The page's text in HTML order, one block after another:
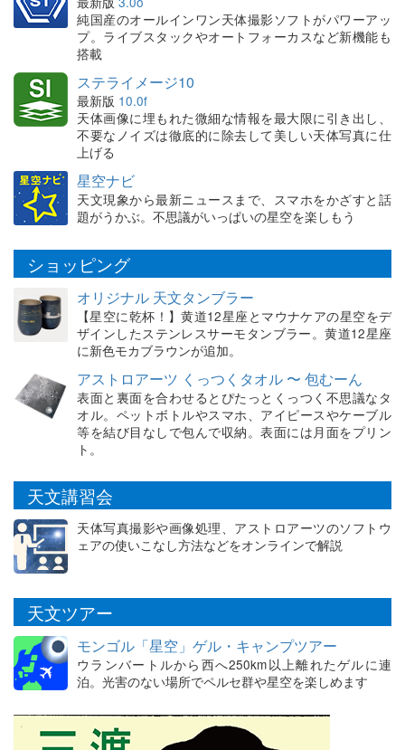
純国産のオールインワン天体撮影ソフトがパワーアッ
プ。ライブスタックやオートフォーカスなど新機能も
搭載
ステライメージ10
最新版 10.0f
天体画像に埋もれた微細な情報を最大限に引き出し、
不要なノイズは徹底的に除去して美しい天体写真に仕
上げる
星空ナビ
天文現象から最新ニュースまで、スマホをかざすと話
題がうかぶ。不思議がいっぱいの星空を楽しもう
ショッピング
オリジナル 天文タンブラー
【星空に乾杯！】黄道12星座とマウナケアの星空をデ
ザインしたステンレスサーモタンブラー。黄道12星座
に新色モカブラウンが追加。
アストロアーツ くっつくタオル 〜 包むーん
表面と裏面を合わせるとぴたっとくっつく不思議なタ
オル。ペットボトルやスマホ、アイピースやケーブル
等を結び目なしで包んで収納。表面には月面をプリン
ト。
天文講習会
天体写真撮影や画像処理、アストロアーツのソフトウ
ェアの使いこなし方法などをオンラインで解説
天文ツアー
モンゴル「星空」ゲル・キャンプツアー
ウランバートルから西へ250km以上離れたゲルに連
泊。光害のない場所でペルセ群や星空を楽しめます